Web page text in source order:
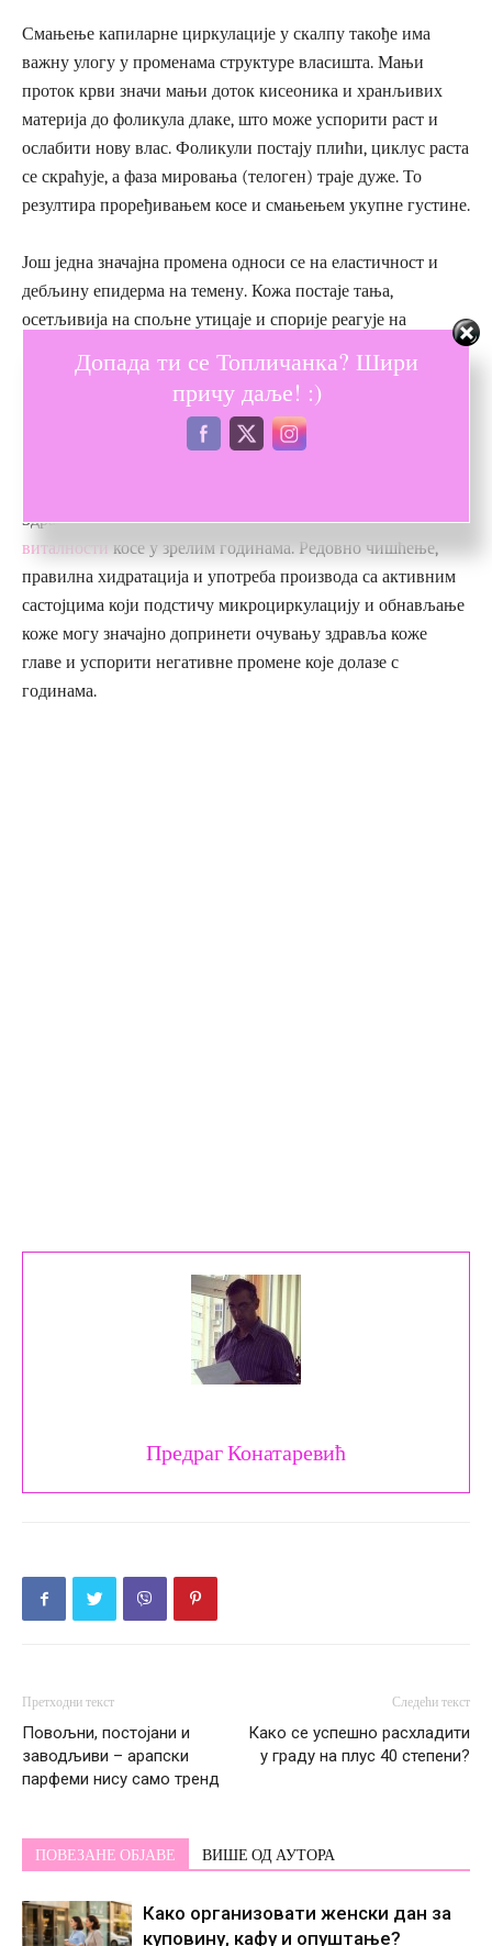
Смањење капиларне циркулације у скалпу такође има
важну улогу у променама структуре власишта. Мањи
проток крви значи мањи доток кисеоника и хранљивих
материја до фоликула длаке, што може успорити раст и
ослабити нову влас. Фоликули постају плићи, циклус раста
се скраћује, а фаза мировања (телоген) траје дуже. То
резултира проређивањем косе и смањењем укупне густине.
Још једна значајна промена односи се на еластичност и
дебљину епидерма на темену. Кожа постаје тања,
осетљивија на спољне утицаје и спорије реагује на
иритације. То ствара услове у којима су упале, црвенило и
непријатности чешћи, а обнављање микрооштећења
знатно спорије. Због тога је неопходно бирати нежне
шампоне, благе пилинге за темене и креме које
Здрава структура власишта је предуслов заочување
виталности косе у зрелим годинама. Редовно чишћење,
правилна хидратација и употреба производа са активним
састојцима који подстичу микроциркулацију и обнављање
коже могу значајно допринети очувању здравља коже
главе и успорити негативне промене које долазе с
годинама.
Предраг Конатаревић
Претходни текст
Повољни, постојани и
заводљиви – арапски
парфеми нису само тренд
Следећи текст
Како се успешно расхладити
у граду на плус 40 степени?
ПОВЕЗАНЕ ОБЈАВЕ ВИШЕ ОД АУТОРА
Како организовати женски дан за
куповину, кафу и опуштање?
Допада ти се Топличанка? Шири
причу даље! :)